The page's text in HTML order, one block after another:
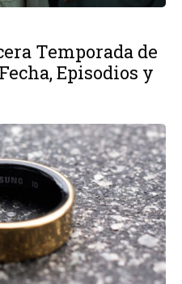
Temporada de
Episodios y